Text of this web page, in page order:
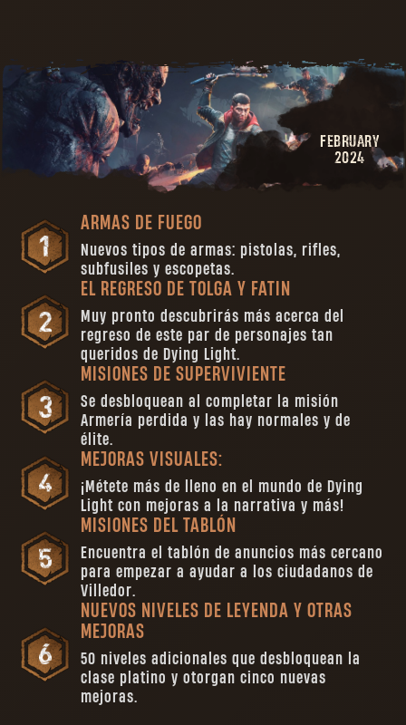
FEBRUARY
2024
ARMAS DE FUEGO
Nuevos tipos de armas: pistolas, rifles,
subfusiles y escopetas.
EL REGRESO DE TOLGA Y FATIN
Muy pronto descubrirás más acerca del
regreso de este par de personajes tan
queridos de Dying Light.
MISIONES DE SUPERVIVIENTE
Se desbloquean al completar la misión
Armería perdida y las hay normales y de
élite.
MEJORAS VISUALES:
¡Métete más de lleno en el mundo de Dying
Light con mejoras a la narrativa y más!
MISIONES DEL TABLÓN
Encuentra el tablón de anuncios más cercano
para empezar a ayudar a los ciudadanos de
Villedor.
NUEVOS NIVELES DE LEYENDA Y OTRAS
MEJORAS
50 niveles adicionales que desbloquean la
clase platino y otorgan cinco nuevas
mejoras.